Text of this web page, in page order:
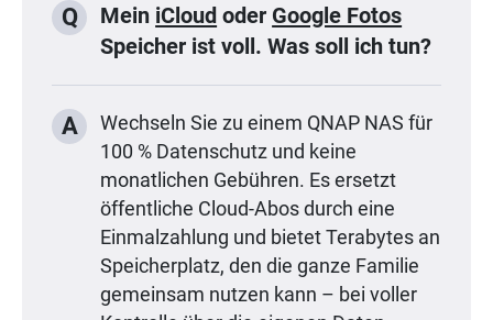
Q Mein iCloud oder Google Fotos
Speicher ist voll. Was soll ich tun?
A
Wechseln Sie zu einem QNAP NAS für
100 % Datenschutz und keine
monatlichen Gebühren. Es ersetzt
öffentliche Cloud-Abos durch eine
Einmalzahlung und bietet Terabytes an
Speicherplatz, den die ganze Familie
gemeinsam nutzen kann – bei voller